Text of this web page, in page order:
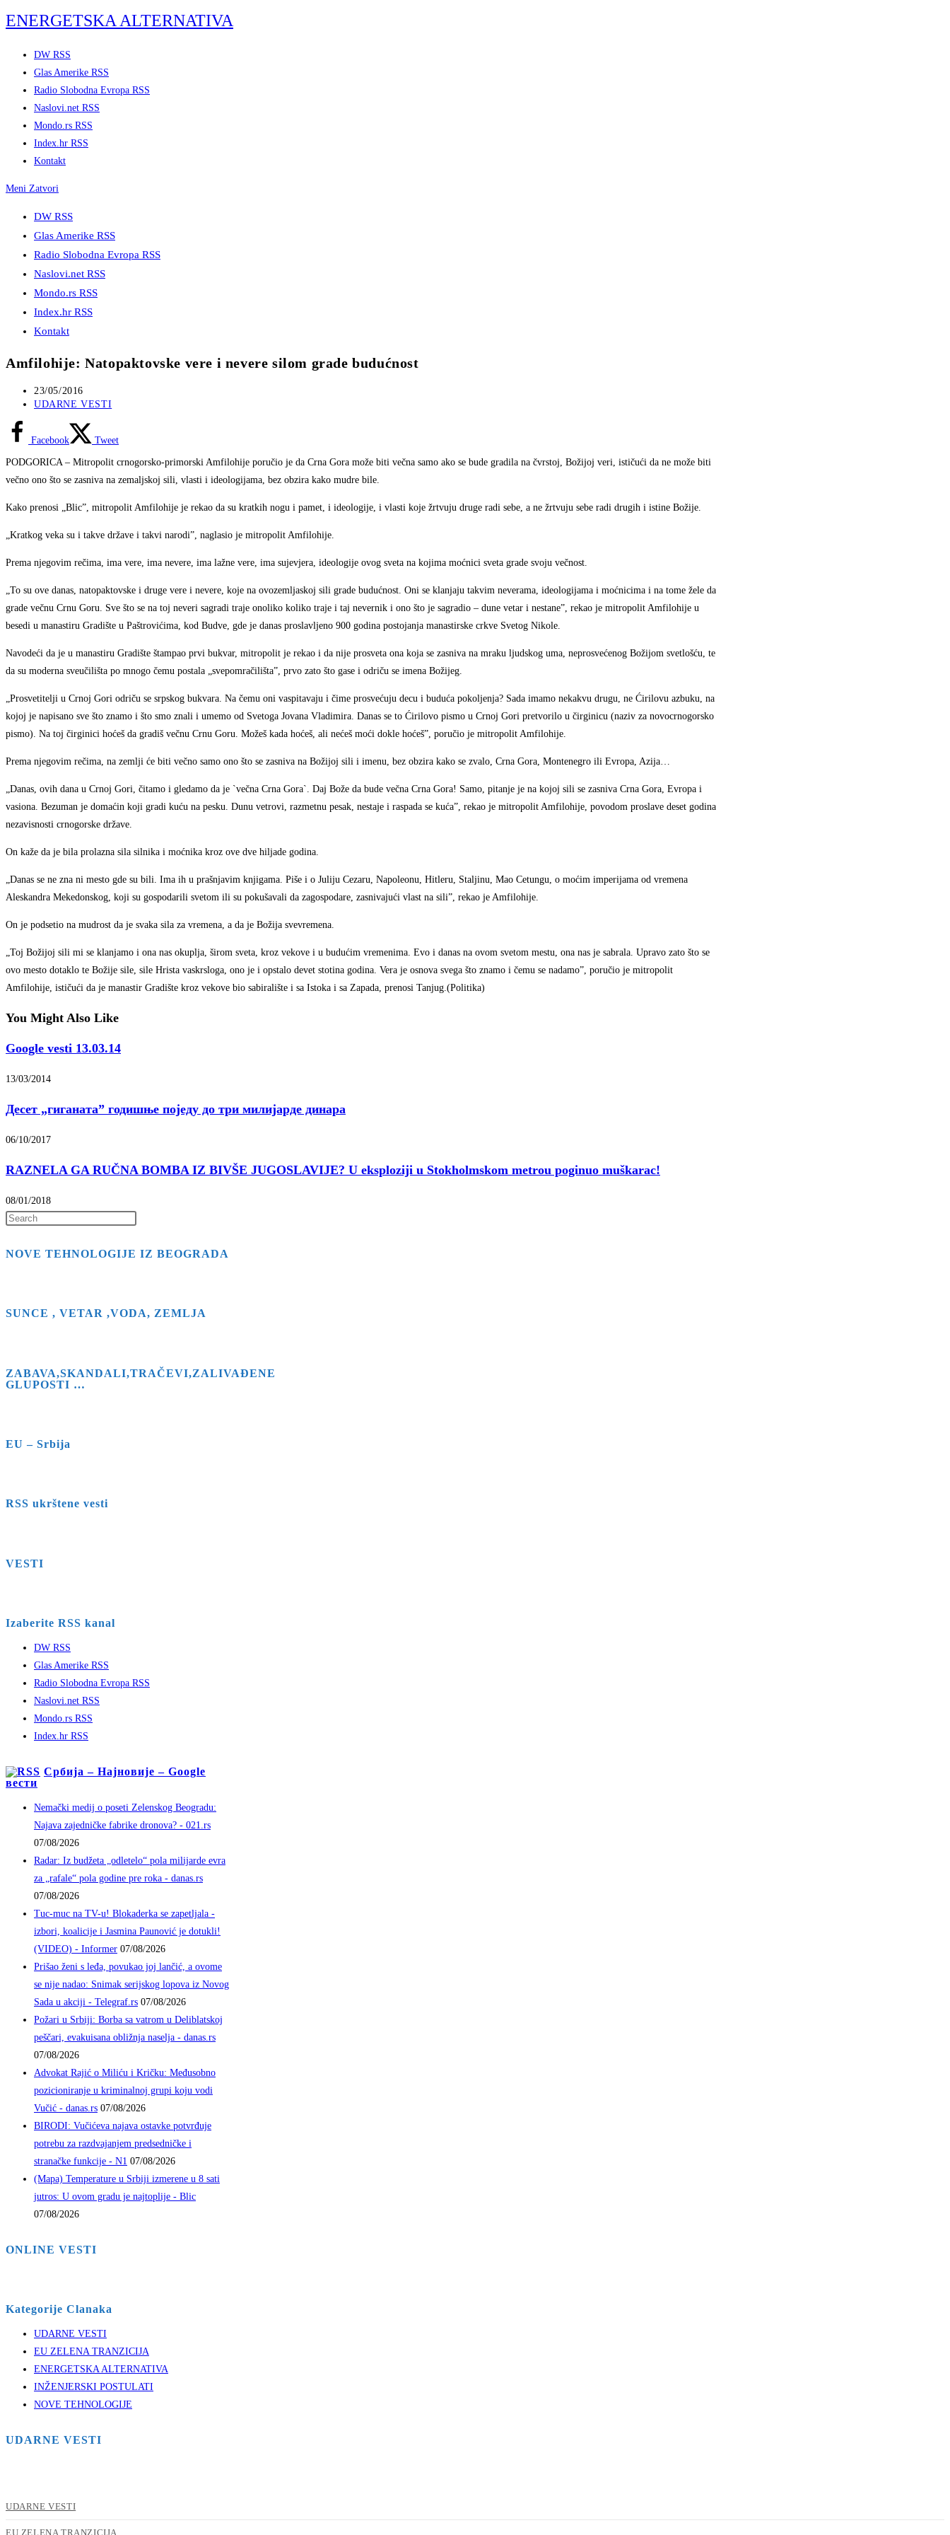
Skip
to
ENERGETSKA ALTERNATIVA
DW RSS
Glas Amerike RSS
Radio Slobodna Evropa RSS
Naslovi.net RSS
Mondo.rs RSS
Index.hr RSS
Kontakt
Meni Zatvori
DW RSS
Glas Amerike RSS
Radio Slobodna Evropa RSS
Naslovi.net RSS
Mondo.rs RSS
Index.hr RSS
Kontakt
Amfilohije: Natopaktovske vere i nevere silom grade budućnost
Post
published:
23/05/2016
Post
UDARNE VESTI
Facebook Tweet
PODGORICA – Mitropolit crnogorsko-primorski Amfilohije poručio je da Crna Gora može biti večna samo ako se bude gradila na čvrstoj, Božijoj veri, ističući da ne može biti
večno ono što se zasniva na zemaljskoj sili, vlasti i ideologijama, bez obzira kako mudre bile.
Kako prenosi „Blic”, mitropolit Amfilohije je rekao da su kratkih nogu i pamet, i ideologije, i vlasti koje žrtvuju druge radi sebe, a ne žrtvuju sebe radi drugih i istine Božije.
„Kratkog veka su i takve države i takvi narodi”, naglasio je mitropolit Amfilohije.
Prema njegovim rečima, ima vere, ima nevere, ima lažne vere, ima sujevjera, ideologije ovog sveta na kojima moćnici sveta grade svoju večnost.
„To su ove danas, natopaktovske i druge vere i nevere, koje na ovozemljaskoj sili grade budućnost. Oni se klanjaju takvim neverama, ideologijama i moćnicima i na tome žele da
grade večnu Crnu Goru. Sve što se na toj neveri sagradi traje onoliko koliko traje i taj nevernik i ono što je sagradio – dune vetar i nestane”, rekao je mitropolit Amfilohije u
besedi u manastiru Gradište u Paštrovićima, kod Budve, gde je danas proslavljeno 900 godina postojanja manastirske crkve Svetog Nikole.
Navodeći da je u manastiru Gradište štampao prvi bukvar, mitropolit je rekao i da nije prosveta ona koja se zasniva na mraku ljudskog uma, neprosvećenog Božijom svetlošću, te
da su moderna sveučilišta po mnogo čemu postala „svepomračilišta”, prvo zato što gase i odriču se imena Božijeg.
„Prosvetitelji u Crnoj Gori odriču se srpskog bukvara. Na čemu oni vaspitavaju i čime prosvećuju decu i buduća pokoljenja? Sada imamo nekakvu drugu, ne Ćirilovu azbuku, na
kojoj je napisano sve što znamo i što smo znali i umemo od Svetoga Jovana Vladimira. Danas se to Ćirilovo pismo u Crnoj Gori pretvorilo u čirginicu (naziv za novocrnogorsko
pismo). Na toj čirginici hoćeš da gradiš večnu Crnu Goru. Možeš kada hoćeš, ali nećeš moći dokle hoćeš”, poručio je mitropolit Amfilohije.
Prema njegovim rečima, na zemlji će biti večno samo ono što se zasniva na Božijoj sili i imenu, bez obzira kako se zvalo, Crna Gora, Montenegro ili Evropa, Azija…
„Danas, ovih dana u Crnoj Gori, čitamo i gledamo da je `večna Crna Gora`. Daj Bože da bude večna Crna Gora! Samo, pitanje je na kojoj sili se zasniva Crna Gora, Evropa i
vasiona. Bezuman je domaćin koji gradi kuću na pesku. Dunu vetrovi, razmetnu pesak, nestaje i raspada se kuća”, rekao je mitropolit Amfilohije, povodom proslave deset godina
nezavisnosti crnogorske države.
On kaže da je bila prolazna sila silnika i moćnika kroz ove dve hiljade godina.
„Danas se ne zna ni mesto gde su bili. Ima ih u prašnjavim knjigama. Piše i o Juliju Cezaru, Napoleonu, Hitleru, Staljinu, Mao Cetungu, o moćim imperijama od vremena
Aleskandra Mekedonskog, koji su gospodarili svetom ili su pokušavali da zagospodare, zasnivajući vlast na sili”, rekao je Amfilohije.
On je podsetio na mudrost da je svaka sila za vremena, a da je Božija svevremena.
„Toj Božijoj sili mi se klanjamo i ona nas okuplja, širom sveta, kroz vekove i u budućim vremenima. Evo i danas na ovom svetom mestu, ona nas je sabrala. Upravo zato što se
ovo mesto dotaklo te Božije sile, sile Hrista vaskrsloga, ono je i opstalo devet stotina godina. Vera je osnova svega što znamo i čemu se nadamo”, poručio je mitropolit
Amfilohije, ističući da je manastir Gradište kroz vekove bio sabiralište i sa Istoka i sa Zapada, prenosi Tanjug.(Politika)
You Might Also Like
Google vesti 13.03.14
13/03/2014
Десет „гиганата” годишње поједу до три милијарде динара
06/10/2017
RAZNELA GA RUČNA BOMBA IZ BIVŠE JUGOSLAVIJE? U eksploziji u Stokholmskom metrou poginuo muškarac!
08/01/2018
to
NOVE TEHNOLOGIJE IZ BEOGRADA
SUNCE , VETAR ,VODA, ZEMLJA
ZABAVA,SKANDALI,TRAČEVI,ZALIVAĐENE
GLUPOSTI …
EU – Srbija
RSS ukrštene vesti
VESTI
Izaberite RSS kanal
DW RSS
Glas Amerike RSS
Radio Slobodna Evropa RSS
Naslovi.net RSS
Mondo.rs RSS
Index.hr RSS
Србија – Најновије – Google
вести
Nemački medij o poseti Zelenskog Beogradu:
Najava zajedničke fabrike dronova? - 021.rs
07/08/2026
Radar: Iz budžeta „odletelo“ pola milijarde evra
za „rafale“ pola godine pre roka - danas.rs
07/08/2026
Tuc-muc na TV-u! Blokaderka se zapetljala -
izbori, koalicije i Jasmina Paunović je dotukli!
(VIDEO) - Informer 07/08/2026
Prišao ženi s leđa, povukao joj lančić, a ovome
se nije nadao: Snimak serijskog lopova iz Novog
Sada u akciji - Telegraf.rs 07/08/2026
Požari u Srbiji: Borba sa vatrom u Deliblatskoj
peščari, evakuisana obližnja naselja - danas.rs
07/08/2026
Advokat Rajić o Miliću i Kričku: Međusobno
pozicioniranje u kriminalnoj grupi koju vodi
Vučić - danas.rs 07/08/2026
BIRODI: Vučićeva najava ostavke potvrđuje
potrebu za razdvajanjem predsedničke i
stranačke funkcije - N1 07/08/2026
(Mapa) Temperature u Srbiji izmerene u 8 sati
jutros: U ovom gradu je najtoplije - Blic
07/08/2026
ONLINE VESTI
Kategorije Clanaka
UDARNE VESTI
EU ZELENA TRANZICIJA
ENERGETSKA ALTERNATIVA
INŽENJERSKI POSTULATI
NOVE TEHNOLOGIJE
UDARNE VESTI
UDARNE VESTI
EU ZELENA TRANZICIJA